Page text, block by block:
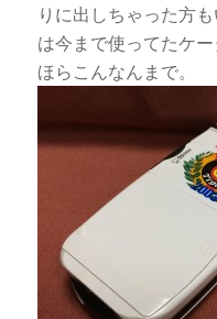
りに出しちゃった方
は今まで使ってたケ
ほらこんなんまで。